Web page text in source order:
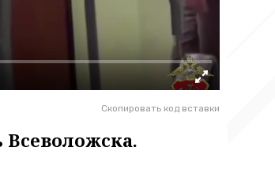
Скопировать код вставки